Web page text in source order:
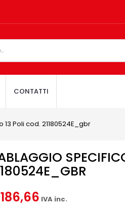
CONTATTI
Poli cod. 21180524E_gbr
IVA inc.